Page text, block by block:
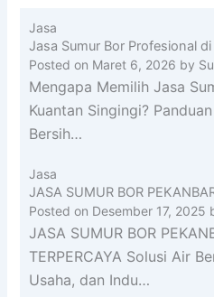
Jasa
Jasa Sumur Bor Profesional
Posted on Maret 6, 2026 by
Mengapa Memilih Jasa
Kuantan Singingi?
Bersih…
Jasa
JASA SUMUR BOR
Posted on Desember 17, 2025
JASA SUMUR BOR
TERPERCAYA Solusi Air
Usaha, dan Indu…